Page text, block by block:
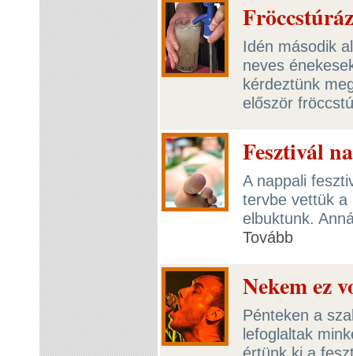
Idén második
neves
kérdeztünk
először
Fesztivál
A nappali
tervbe vettük a
elbuktunk.
Tovább
Nekem ez
Pénteken a
lefoglaltak